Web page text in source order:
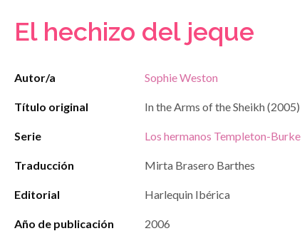
El hechizo del jeque
Autor/a Sophie Weston
Título original In the Arms of the Sheikh (2005)
Serie Los hermanos Templeton-Burke
Traducción Mirta Brasero Barthes
Editorial Harlequin Ibérica
Año de publicación 2006